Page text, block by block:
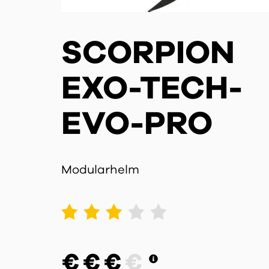
SCORPION
EXO-TECH-
EVO-PRO
Modularhelm
2 3 4 5
€ € € €